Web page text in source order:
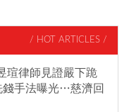
/ HOT ARTICLES /
瑄律師見證嚴下跪
手法曝光…慈濟回